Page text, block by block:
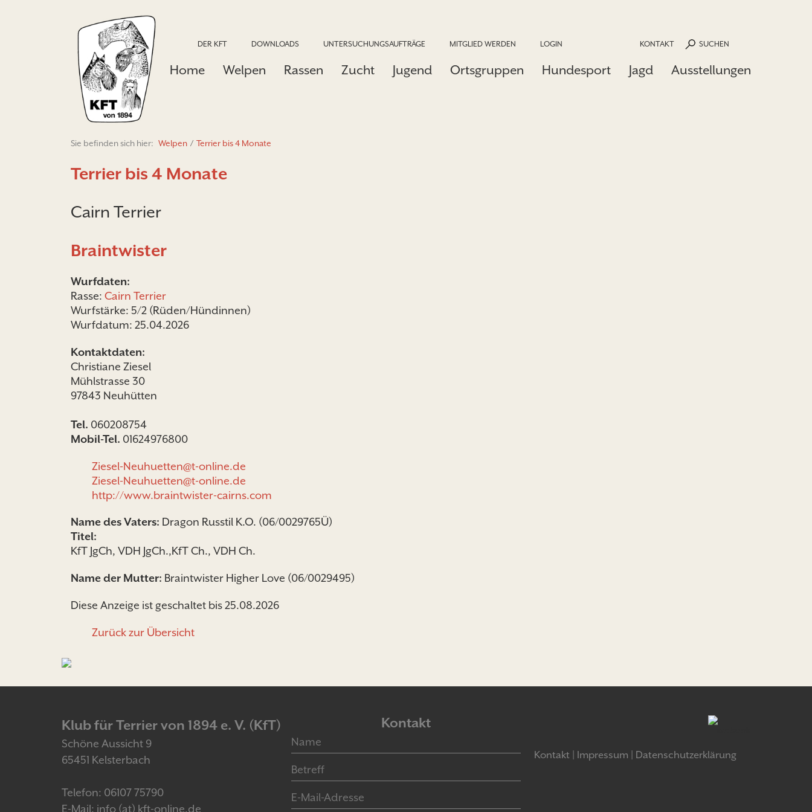
DER KFT DOWNLOADS UNTERSUCHUNGSAUFTRÄGE MITGLIED WERDEN LOGIN SUCHEN
KONTAKT
Home Welpen Rassen Zucht Jugend Ortsgruppen Hundesport Jagd Ausstellungen
Sie befinden sich hier: Welpen / Terrier bis 4 Monate
Terrier bis 4 Monate
Cairn Terrier
Braintwister
Wurfdaten:
Rasse: Cairn Terrier
Wurfstärke: 5/2 (Rüden/Hündinnen)
Wurfdatum: 25.04.2026
Kontaktdaten:
Christiane Ziesel
Mühlstrasse 30
97843 Neuhütten
Tel. 060208754
Mobil-Tel. 01624976800
Ziesel-Neuhuetten@t-online.de
Ziesel-Neuhuetten@t-online.de
http://www.braintwister-cairns.com
Name des Vaters: Dragon Russtil K.O. (06/0029765Ü)
Titel:
KfT JgCh, VDH JgCh.,KfT Ch., VDH Ch.
Name der Mutter: Braintwister Higher Love (06/0029495)
Diese Anzeige ist geschaltet bis 25.08.2026
Zurück zur Übersicht
Klub für Terrier von 1894 e. V. (KfT)
Schöne Aussicht 9
65451 Kelsterbach
Telefon: 06107 75790
E-Mail: info (at) kft-online.de
Kontakt
Kontakt Impressum Datenschutzerklärung